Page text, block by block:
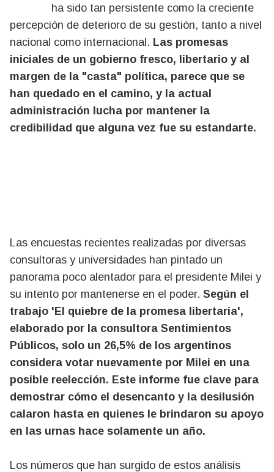
ha sido tan persistente como la creciente
percepción de deterioro de su gestión, tanto a nivel
nacional como internacional. Las promesas
iniciales de un gobierno fresco, libertario y al
margen de la "casta" política, parece que se
han quedado en el camino, y la actual
administración lucha por mantener la
credibilidad que alguna vez fue su estandarte.
Las encuestas recientes realizadas por diversas
consultoras y universidades han pintado un
panorama poco alentador para el presidente Milei y
su intento por mantenerse en el poder. Según el
trabajo 'El quiebre de la promesa libertaria',
elaborado por la consultora Sentimientos
Públicos, solo un 26,5% de los argentinos
considera votar nuevamente por Milei en una
posible reelección. Este informe fue clave para
demostrar cómo el desencanto y la desilusión
calaron hasta en quienes le brindaron su apoyo
en las urnas hace solamente un año.
Los números que han surgido de estos análisis